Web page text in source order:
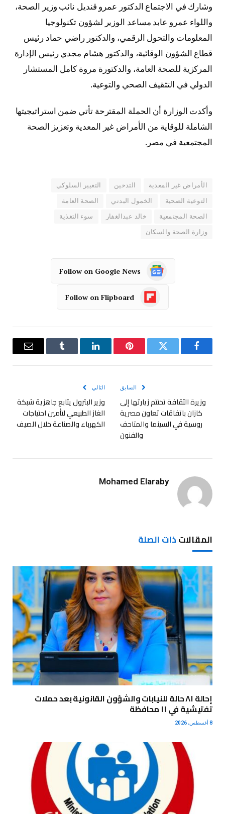
وشارك في الاجتماع الدكتور عمرو قنديل نائب وزير الصحة،
واللواء عمرو عابد مساعد الوزير لشؤون تكنولوجيا
المعلومات والتحول الرقمي، والدكتور راضي حماد رئيس
قطاع الشؤون الوقائية، والدكتور هشام مجدي رئيس الإدارة
المركزية للصحة العامة، والدكتورة مروة كامل المستشار
الدولي في التثقيف الصحي والتوعية.
وأكدت الوزارة أن الحملة المقترحة تأتي ضمن استراتيجيتها
الشاملة للوقاية من الأمراض غير المعدية وتعزيز الصحة
المجتمعية في مصر.
الأمراض غير المعدية التدخين التغيير السلوكي
التوعية الصحية الخمول البدني الصحة العامة
الصحة المجتمعية خالد عبدالغفار سوء التغذية
وزارة الصحة والسكان
Follow on Google News
Follow on Flipboard
فيسبوك تويتر بينتيريستلينكدإن Tumblr
البريد
السابق
وزيرة الثقافة تختتم زيارتها إلى
كازان باتفاقات تعاون مصرية
روسية في السينما والمتاحف
والفنون
التالي
وزير البترول يتابع جاهزية شبكة
الغاز الطبيعي لتأمين احتياجات
الكهرباء والصناعة خلال الصيف
Mohamed Elaraby
المقالاتذات الصلة
إحالة ٨١ حالة للنيابات والشؤون القانونية بعد حملات
تفتيشية في ١١ محافظة
8 أغسطس، 2026